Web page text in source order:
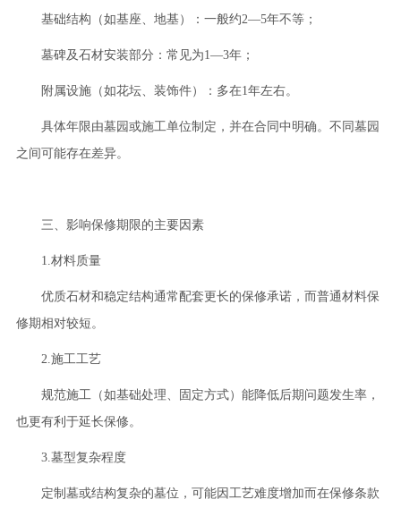
基础结构（如基座、地基）：一般约2—5年不等；
墓碑及石材安装部分：常见为1—3年；
附属设施（如花坛、装饰件）：多在1年左右。
具体年限由墓园或施工单位制定，并在合同中明确。不同墓园
之间可能存在差异。
三、影响保修期限的主要因素
1.材料质量
优质石材和稳定结构通常配套更长的保修承诺，而普通材料保
修期相对较短。
2.施工工艺
规范施工（如基础处理、固定方式）能降低后期问题发生率，
也更有利于延长保修。
3.墓型复杂程度
定制墓或结构复杂的墓位，可能因工艺难度增加而在保修条款